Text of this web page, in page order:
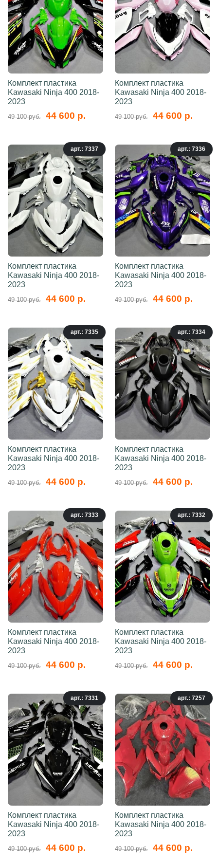
Комплект пластика
Kawasaki Ninja 400 2018-
2023
49 100 руб. 44 600 р.
Комплект пластика
Kawasaki Ninja 400 2018-
2023
49 100 руб. 44 600 р.
арт.: 7337
Комплект пластика
Kawasaki Ninja 400 2018-
2023
49 100 руб. 44 600 р.
арт.: 7336
Комплект пластика
Kawasaki Ninja 400 2018-
2023
49 100 руб. 44 600 р.
арт.: 7335
Комплект пластика
Kawasaki Ninja 400 2018-
2023
49 100 руб. 44 600 р.
арт.: 7334
Комплект пластика
Kawasaki Ninja 400 2018-
2023
49 100 руб. 44 600 р.
арт.: 7333
Комплект пластика
Kawasaki Ninja 400 2018-
2023
49 100 руб. 44 600 р.
арт.: 7332
Комплект пластика
Kawasaki Ninja 400 2018-
2023
49 100 руб. 44 600 р.
арт.: 7331
Комплект пластика
Kawasaki Ninja 400 2018-
2023
49 100 руб. 44 600 р.
арт.: 7257
Комплект пластика
Kawasaki Ninja 400 2018-
2023
49 100 руб. 44 600 р.